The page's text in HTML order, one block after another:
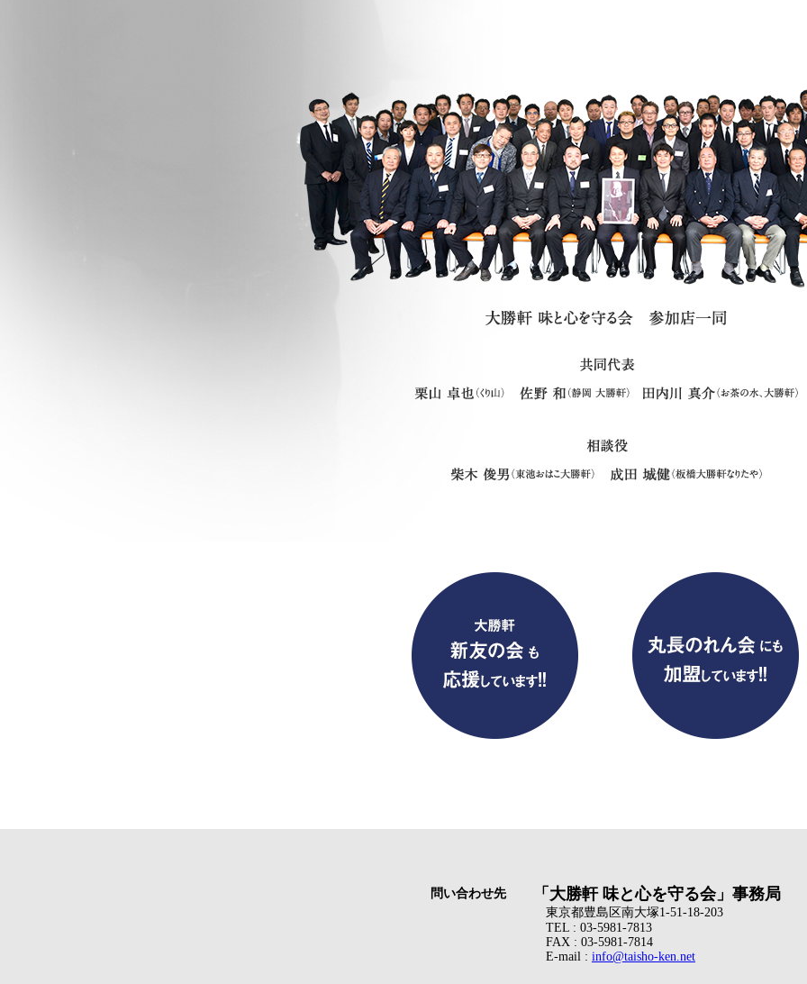
問い合わせ先 「大勝軒 味と心を守る会」事務局
東京都豊島区南大塚1-51-18-203
TEL : 03-5981-7813
FAX : 03-5981-7814
E-mail : info@taisho-ken.net